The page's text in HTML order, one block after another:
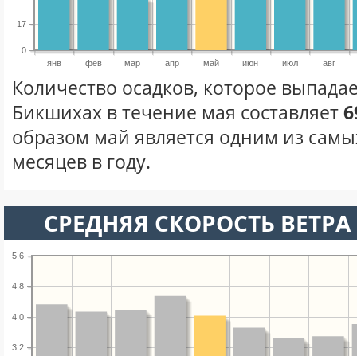
янв фев мар апр май июн июл авг
0
17
Количество осадков, которое
Бикшихах в течение мая составляет
образом май является одним из
месяцев в году.
СРЕДНЯЯ СКОРОСТЬ
3.2
4.0
4.8
5.6